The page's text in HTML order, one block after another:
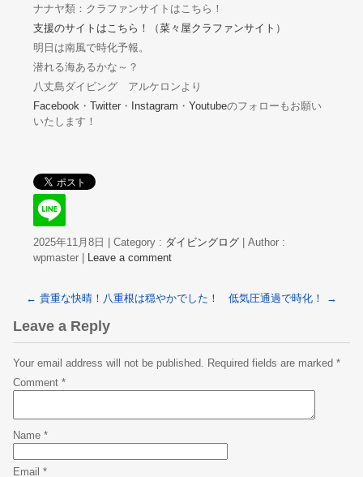
ナナヤ類：クラファンサイトはこちら！
支援のサイトはこちら！（菜々屋クラファンサイト）
明日は南風で時化予報。
潜れる海あるかな～？
八丈島ダイビング アルケロンより
Facebook ・ Twitter ・ Instagram ・ Youtubeのフォローもお願い
いたします！
2025年11月8日 Category : ダイビングログ
Author :
wpmaster
Leave a comment
← 貴重な快晴！八重根は穏やかでした！ 低気圧通過で時化！ →
Leave a Reply
Your email address will not be published. Required fields are marked *
Comment *
Name *
Email *